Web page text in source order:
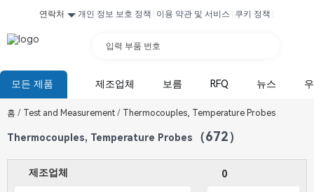
연락처 개인 정보 보호 정책 이용 약관 및 서비스 쿠키 정책
입력 부품 번호
모든 제품 제조업체 보름 RFQ 뉴스
홈 / Test and Measurement / Thermocouples, Temperature Probes
Thermocouples, Temperature Probes （672）
제조업체 0